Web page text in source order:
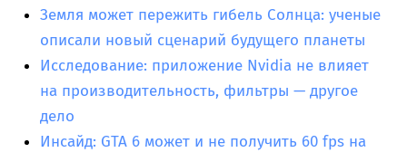
Земля может пережить гибель Солнца: ученые
описали новый сценарий будущего планеты
Исследование: приложение Nvidia не влияет
на производительность, фильтры — другое
дело
Инсайд: GTA 6 может и не получить 60 fps на